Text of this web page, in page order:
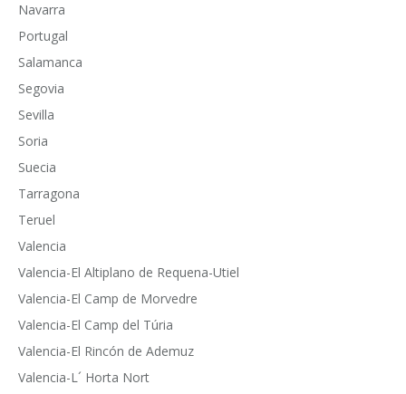
Navarra
Portugal
Salamanca
Segovia
Sevilla
Soria
Suecia
Tarragona
Teruel
Valencia
Valencia-El Altiplano de Requena-Utiel
Valencia-El Camp de Morvedre
Valencia-El Camp del Túria
Valencia-El Rincón de Ademuz
Valencia-L´ Horta Nort